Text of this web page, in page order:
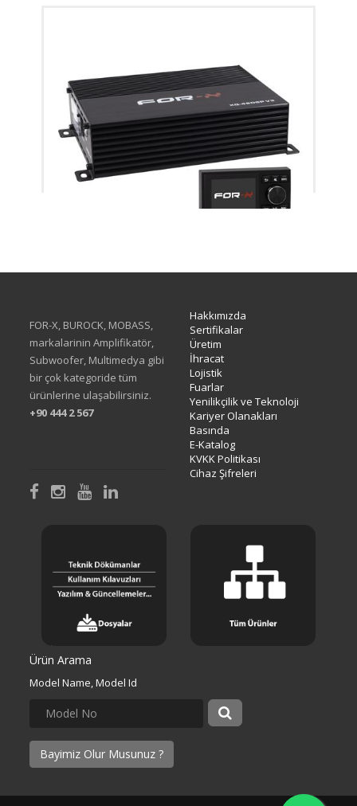
FOR-X, BUROCK, MOBASS,
markalarinin Amplifikatör,
Subwoofer, Multimedya gibi
bir çok kategoride tüm
ürünlerine ulaşabilirsiniz.
+90 444 2 567
Hakkımızda
Sertifikalar
Üretim
İhracat
Lojistik
Fuarlar
Yenilikçilik ve Teknoloji
Kariyer Olanakları
Basında
E-Katalog
KVKK Politikası
Cihaz Şifreleri
Ürün Arama
Model Name, Model Id
Bayimiz Olur Musunuz ?